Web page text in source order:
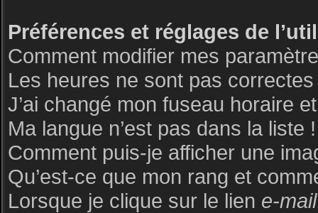
Préférences et réglages de
Comment modifier mes
Les heures ne sont pas correctes
J’ai changé mon fuseau horaire
Ma langue n’est pas dans la liste !
Comment puis-je afficher une
Qu’est-ce que mon rang et
Lorsque je clique sur le lien e-mail